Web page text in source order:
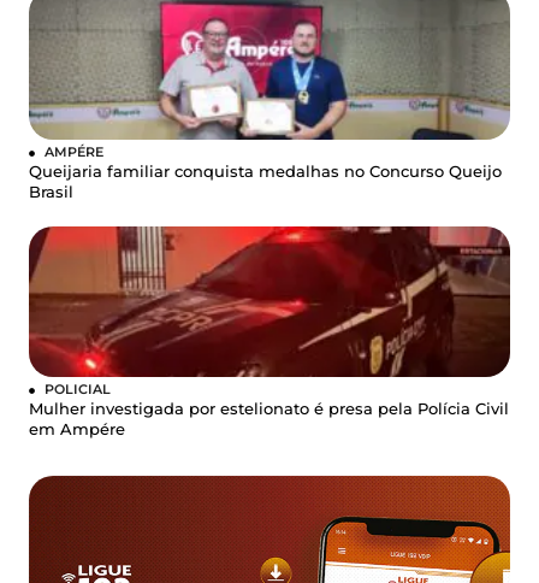
AMPÉRE
Queijaria familiar conquista medalhas no Concurso Queijo
Brasil
POLICIAL
Mulher investigada por estelionato é presa pela Polícia Civil
em Ampére